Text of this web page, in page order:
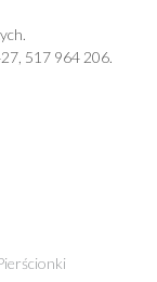
517 964 206.